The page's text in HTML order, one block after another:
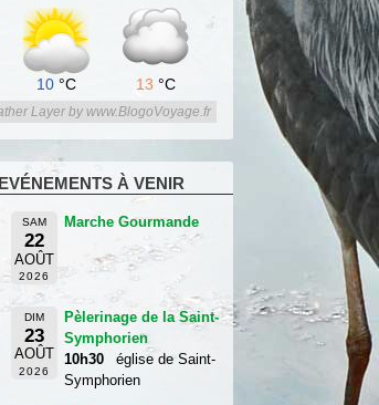
10 °C 13 °C
Layer by www.BlogoVoyage.fr
EVÉNEMENTS À VENIR
SAM
22
AOÛT
2026
Marche Gourmande
DIM
23
AOÛT
2026
Pèlerinage de la Saint-
Symphorien
10h30
église de Saint-
Symphorien